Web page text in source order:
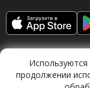
продолжении